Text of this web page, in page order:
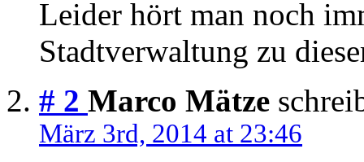
Leider hört man noch
Stadtverwaltung zu
# 2 Marco Mätze
März 3rd, 2014 at 23:46